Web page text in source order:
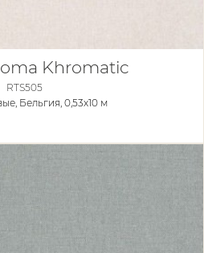
Khromatic
RTS505
Бельгия, 0,53x10 м